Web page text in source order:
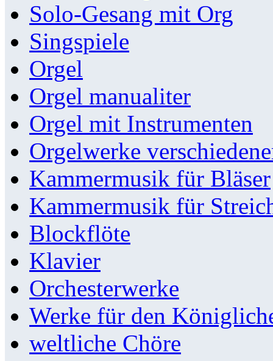
Solo-Gesang mit Org
Singspiele
Orgel
Orgel manualiter
Orgel mit Instrumenten
Orgelwerke
Kammermusik für Bläser
Kammermusik für
Blockflöte
Klavier
Orchesterwerke
Werke für den
weltliche Chöre